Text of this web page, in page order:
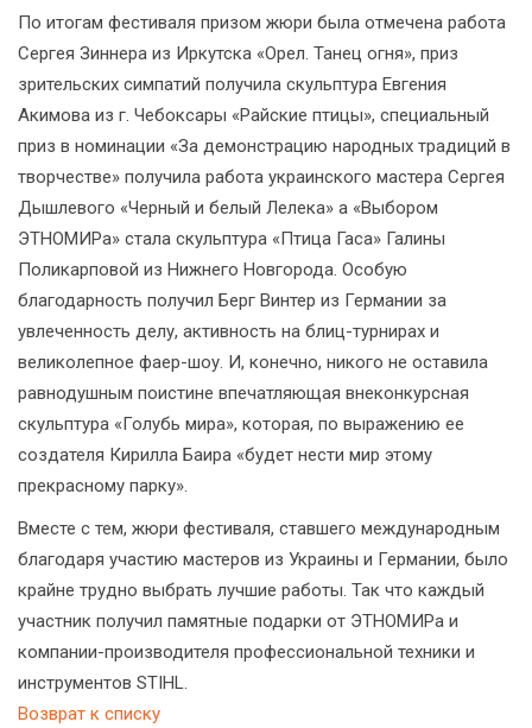
По итогам фестиваля призом жюри была отмечена работа
Сергея Зиннера из Иркутска «Орел. Танец огня», приз
зрительских симпатий получила скульптура Евгения
Акимова из г. Чебоксары «Райские птицы», специальный
приз в номинации «За демонстрацию народных традиций в
творчестве» получила работа украинского мастера Сергея
Дышлевого «Черный и белый Лелека» а «Выбором
ЭТНОМИРа» стала скульптура «Птица Гаса» Галины
Поликарповой из Нижнего Новгорода. Особую
благодарность получил Берг Винтер из Германии за
увлеченность делу, активность на блиц-турнирах и
великолепное фаер-шоу. И, конечно, никого не оставила
равнодушным поистине впечатляющая внеконкурсная
скульптура «Голубь мира», которая, по выражению ее
создателя Кирилла Баира «будет нести мир этому
прекрасному парку».
Вместе с тем, жюри фестиваля, ставшего международным
благодаря участию мастеров из Украины и Германии, было
крайне трудно выбрать лучшие работы. Так что каждый
участник получил памятные подарки от ЭТНОМИРа и
компании-производителя профессиональной техники и
инструментов STIHL.
Возврат к списку